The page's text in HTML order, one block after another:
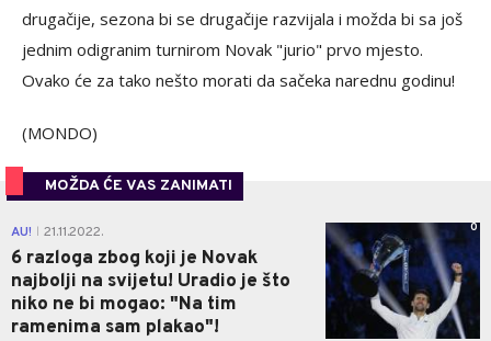
drugačije, sezona bi se drugačije razvijala i možda bi sa još
jednim odigranim turnirom Novak "jurio" prvo mjesto.
Ovako će za tako nešto morati da sačeka narednu godinu!
(MONDO)
MOŽDA ĆE VAS ZANIMATI
AU! 21.11.2022.
6 razloga zbog koji je Novak
najbolji na svijetu! Uradio je što
niko ne bi mogao: "Na tim
ramenima sam plakao"!
0